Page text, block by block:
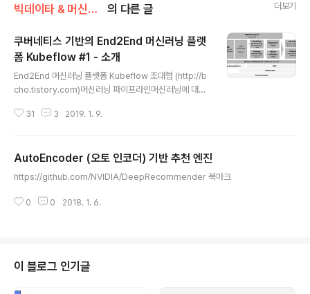
빅데이타 & 머신러닝/머신러닝 의 다른 글 더보기
쿠버네티스 기반의 End2End 머신러닝 플랫
폼 Kubeflow #1 - 소개
End2End 머신러닝 플랫폼 Kubeflow 조대협 (http://b
cho.tistory.com)머신러닝 파이프라인머신러닝에 대한
높고, 이를 기반으로한 모델 개발이 전체 시스템의 대부분
중은 전체의 5% 에 불과하다. 실제로 모델을 개발해서 시
스템에 배포할때 까지는 모델 개발 시간보다 데이타 분석
하면서 튜닝하는 시간이 훨씬 더 길다. 머신러닝 파이프라
31 3 2019. 1. 9.
AutoEncoder (오토 인코더) 기반 추천 엔진
https://github.com/NVIDIA/DeepRecommender 북마크
0 0 2018. 1. 6.
이 블로그 인기글